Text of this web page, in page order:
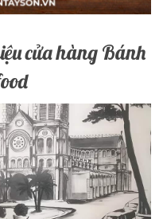
cửa hàng Bánh